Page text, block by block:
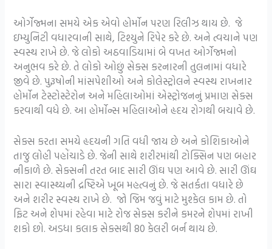
ઓર્ગેજ્મના સમયે એક એવો હોર્મોન પરણ રિલીઝ થાય છે. જે
ઇમ્યુનિટી વધારવાની સાથે, ટિશ્યુને રિપેર કરે છે. અને ત્વચાને પણ
સ્વસ્થ રાખે છે. જે લોકો અઠવાડિયામાં બે વખત ઓર્ગેજ્મનો
અનુભવ કરે છે. તે લોકો ઓછું સેક્સ કરનારની તુલનામાં વધારે
જીવે છે. પુરૂષોની માંસપેશીઓ અને કોલેસ્ટ્રોલને સ્વસ્થ રાખનાર
હોર્મોન ટેસ્ટોસ્ટેરોન અને મહિલાઓમાં એસ્ટ્રોજનનું પ્રમાણ સેક્સ
કરવાથી વધે છે. આ હોર્મોન્સ મહિલાઓને હૃદય રોગથી બચાવે છે.
સેક્સ કરતા સમયે હૃદયની ગતિ વધી જાય છે અને કોશિકાઓને
તાજુ લોહી પહોંચાડે છે. જેની સાથે શરીરમાંથી ટોક્સિન પણ બહાર
નીકાળે છે. સેક્સની તરત બાદ સારી ઊંઘ પણ આવે છે. સારી ઊંઘ
સારા સ્વાસ્થ્યની દ્રષ્ટિએ ખૂબ મહત્વનું છે. જે સતર્કતા વધારે છે
અને શરીર સ્વસ્થ રાખે છે. જો જિમ જવું માટે મુશ્કેલ કામ છે. તો
ફિટ અને શેપમાં રહેવા માટે રોજ સેક્સ કરીને કમરને શેપમાં રાખી
શકો છો. અડધા કલાક સેક્સથી 80 કેલરી બર્ન થાય છે.